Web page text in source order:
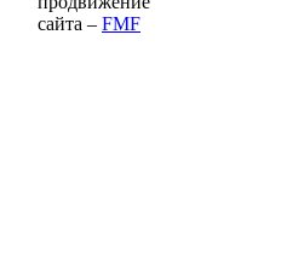
сайта – FMF